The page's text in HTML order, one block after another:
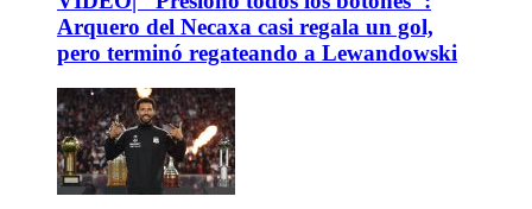
Arquero del Necaxa casi regala un gol,
pero terminó regateando a Lewandowski